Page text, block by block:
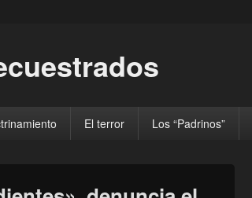
El terror Los “Padrinos”